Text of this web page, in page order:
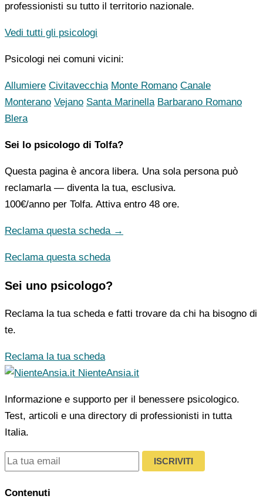
professionisti su tutto il territorio nazionale.
Vedi tutti gli psicologi
Psicologi nei comuni vicini:
Allumiere Civitavecchia Monte Romano Canale
Monterano Vejano Santa Marinella Barbarano Romano
Blera
Sei lo psicologo di Tolfa?
Questa pagina è ancora libera. Una sola persona può
reclamarla — diventa la tua, esclusiva.
100€/anno per Tolfa. Attiva entro 48 ore.
Reclama questa scheda →
Reclama questa scheda
Sei uno psicologo?
Reclama la tua scheda e fatti trovare da chi ha bisogno di
te.
Reclama la tua scheda
NienteAnsia.it
Informazione e supporto per il benessere psicologico.
Test, articoli e una directory di professionisti in tutta
Italia.
ISCRIVITI
Contenuti